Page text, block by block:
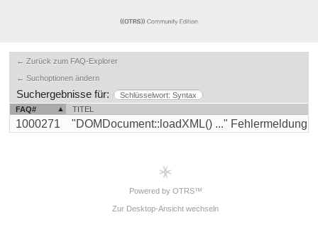
← Zurück zum FAQ-Explorer
← Suchoptionen ändern
Suchergebnisse für:
Schlüsselwort: Syntax
FAQ#
TITEL
1000271 "DOMDocument::loadXML() ..." Fehlermeldung
Powered by OTRS™
Zur Desktop-Ansicht wechseln